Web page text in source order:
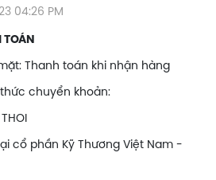
04:26 PM
TOÁN
Thanh toán khi nhận hàng
chuyển khoản:
cổ phần Kỹ Thương Việt Nam -